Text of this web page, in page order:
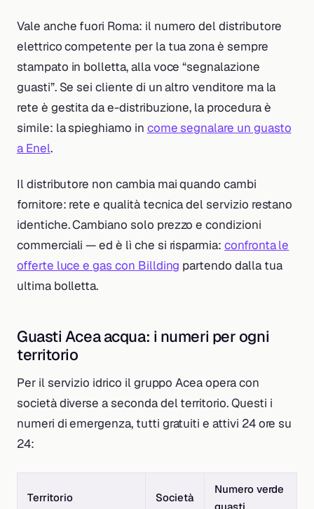
Vale anche fuori Roma: il numero del distributore
elettrico competente per la tua zona è sempre
stampato in bolletta, alla voce “segnalazione
guasti”. Se sei cliente di un altro venditore ma la
rete è gestita da e-distribuzione, la procedura è
simile: la spieghiamo in come segnalare un guasto
a Enel.
Il distributore non cambia mai quando cambi
fornitore: rete e qualità tecnica del servizio restano
identiche. Cambiano solo prezzo e condizioni
commerciali — ed è lì che si risparmia: confronta le
offerte luce e gas con Billding partendo dalla tua
ultima bolletta.
Guasti Acea acqua: i numeri per ogni
territorio
Per il servizio idrico il gruppo Acea opera con
società diverse a seconda del territorio. Questi i
numeri di emergenza, tutti gratuiti e attivi 24 ore su
24:
Territorio Società
Numero verde